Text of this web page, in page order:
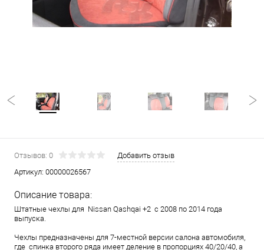
Отзывов: 0
Добавить отзыв
Артикул: 00000026567
Описание товара:
Штатные чехлы для Nissan Qashqai +2 с 2008 по 2014 года
выпуска.
Чехлы предназначены для 7-местной версии салона автомобиля,
где спинка второго ряда имеет деление в пропорциях 40/20/40, а